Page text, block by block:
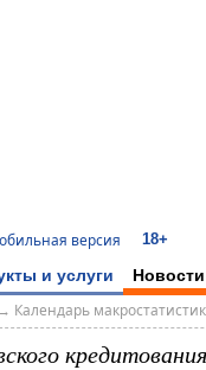
версия 18+
и услуги Новости
→ Календарь